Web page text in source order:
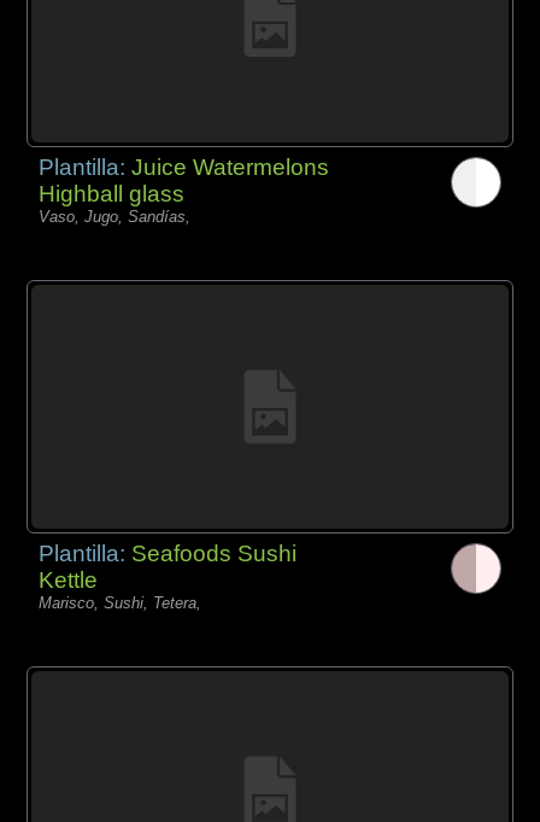
Plantilla:Juice Watermelons
Highball glass
Vaso, Jugo, Sandías,
Plantilla: Seafoods Sushi
Kettle
Marisco, Sushi, Tetera,